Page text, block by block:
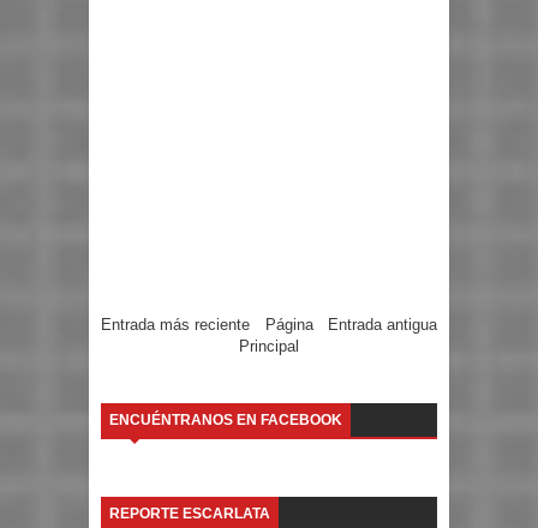
Entrada más reciente Entrada antigua
Página
Principal
ENCUÉNTRANOS EN FACEBOOK
REPORTE ESCARLATA